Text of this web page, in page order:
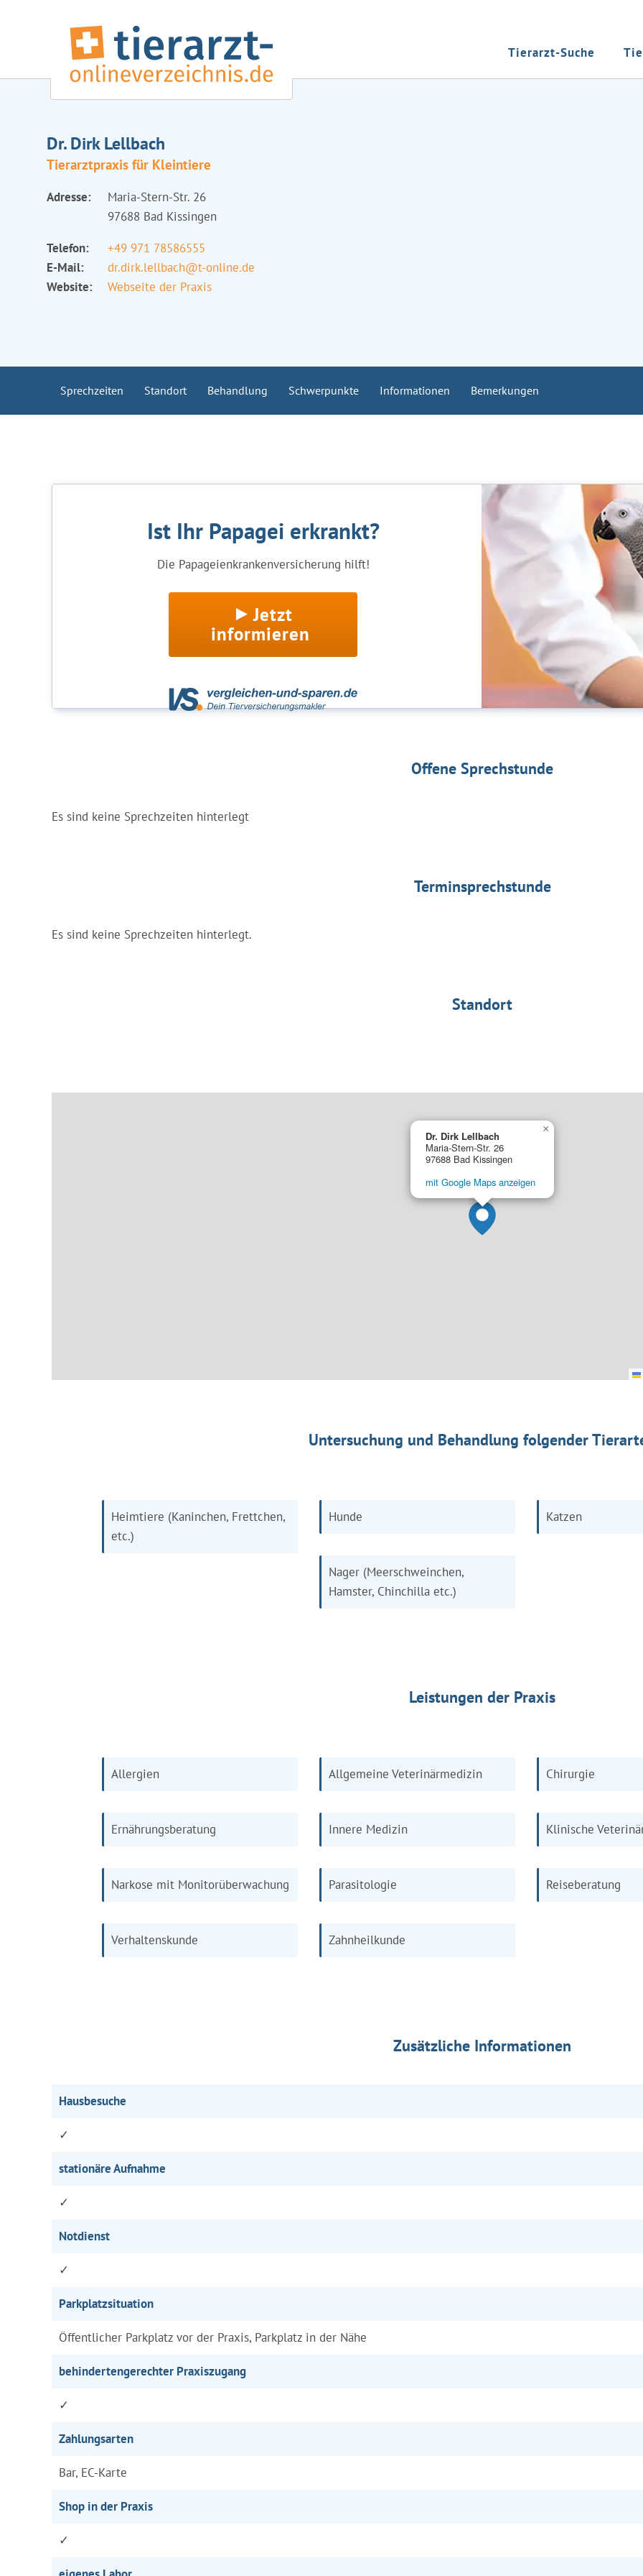
Tierarzt-Suche
Dr. Dirk Lellbach
Tierarztpraxis für Kleintiere
Adresse:
Maria-Stern-Str. 26
97688 Bad Kissingen
Telefon:
+49 971 78586555
E-Mail:
dr.dirk.lellbach@t-online.de
Website:
Webseite der Praxis
Sprechzeiten Standort Behandlung Schwerpunkte Informationen Bemerkungen
Ist Ihr Papagei erkrankt?
Die Papageienkrankenversicherung hilft!
Jetzt
informieren
Offene Sprechstunde
Es sind keine Sprechzeiten hinterlegt
Terminsprechstunde
Es sind keine Sprechzeiten hinterlegt.
Standort
Dr. Dirk Lellbach
Maria-Stern-Str. 26
97688 Bad Kissingen
mit Google Maps anzeigen
×
Untersuchung und Behandlung folgender
Heimtiere (Kaninchen, Frettchen,
etc.)
Hunde Katzen
Nager (Meerschweinchen,
Hamster, Chinchilla etc.)
Leistungen der Praxis
Allergien Allgemeine Veterinärmedizin Chirurgie
Ernährungsberatung Innere Medizin Klinische
Narkose mit Monitorüberwachung Parasitologie Reiseberatung
Verhaltenskunde Zahnheilkunde
Zusätzliche Informationen
Hausbesuche
✓
stationäre Aufnahme
✓
Notdienst
✓
Parkplatzsituation
Öffentlicher Parkplatz vor der Praxis, Parkplatz in der Nähe
behindertengerechter Praxiszugang
✓
Zahlungsarten
Bar, EC-Karte
Shop in der Praxis
✓